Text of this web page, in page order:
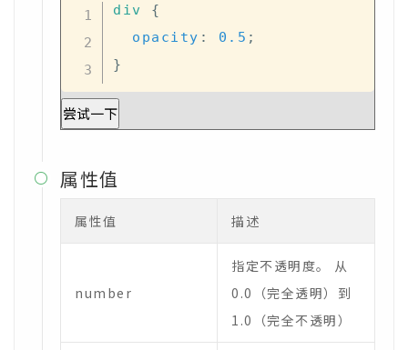
div
{
opacity : 0.5 ;
}
尝试一下
 属性值
属性值 描述
number
指定不透明度。 从
0.0（完全透明）到
1.0（完全不透明）